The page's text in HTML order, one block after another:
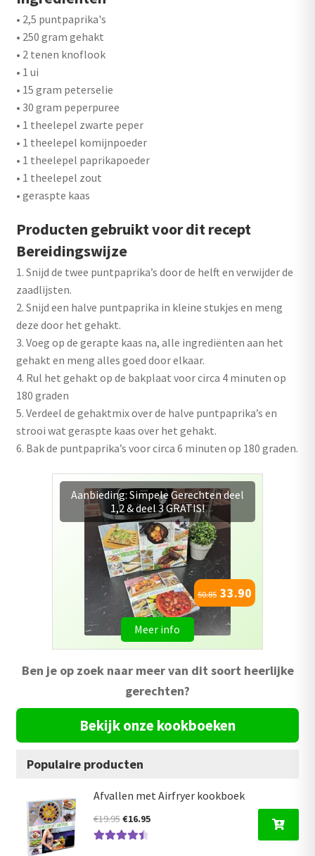
• 2,5 puntpaprika's
• 250 gram gehakt
• 2 tenen knoflook
• 1 ui
• 15 gram peterselie
• 30 gram peperpuree
• 1 theelepel zwarte peper
• 1 theelepel komijnpoeder
• 1 theelepel paprikapoeder
• 1 theelepel zout
• geraspte kaas
Producten gebruikt voor dit recept
Bereidingswijze
1. Snijd de twee puntpaprika’s door de helft en verwijder de
zaadlijsten.
2. Snijd een halve puntpaprika in kleine stukjes en meng
deze door het gehakt.
3. Voeg op de gerapte kaas na, alle ingrediënten aan het
gehakt en meng alles goed door elkaar.
4. Rul het gehakt op de bakplaat voor circa 4 minuten op
180 graden
5. Verdeel de gehaktmix over de halve puntpaprika’s en
strooi wat geraspte kaas over het gehakt.
6. Bak de puntpaprika’s voor circa 6 minuten op 180 graden.
Combopack 4: Simpele Airfryer
Gerechten deel 1, 2 & 3 + gratis
bakplaat
54.95 49.95
Meer info
Ben je op zoek naar meer van dit soort heerlijke
gerechten?
Bekijk onze kookboeken
Populaire producten
Afvallen met Airfryer kookboek
€19.95Oorspronkelijke
prijs
€16.95Huidige